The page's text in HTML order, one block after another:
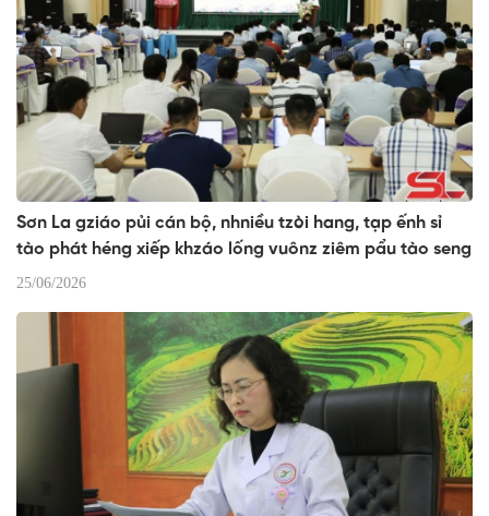
Sơn La gziáo pủi cán bộ, nhniều tzòi hang, tạp ếnh sỉ
tào phát héng xiếp khzáo lống vuônz ziêm pẩu tào seng
25/06/2026